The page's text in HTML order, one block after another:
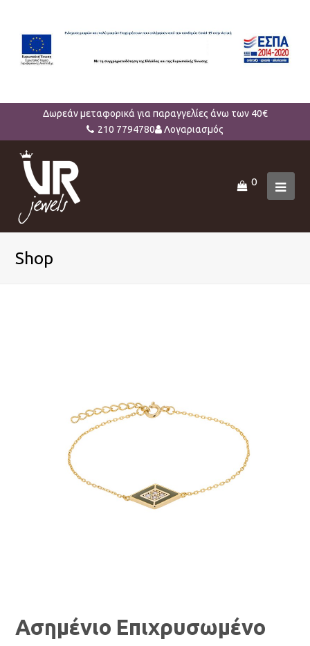
Δωρεάν μεταφορικά για παραγγελίες άνω των 40€
210 7794780
Λογαριασμός
0
Shop
Ασημένιο Επιχρυσωμένο